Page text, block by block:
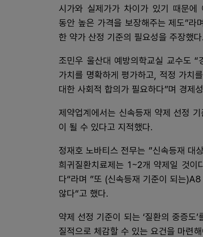
시가와 실제가가 차이가 있기 때문에
동안 높은 가격을 보장해주는 제도”라
한 약가 산정 기준의 필요성을 주장했다.
조민우 울산대 예방의학교실 교수도
가치를 명확하게 평가하고, 적정 가치
대한 사회적 합의가 필요하다”며 경제
제약업계에서는 신속등재 약제 선정
이 될 수 있다고 지적했다.
정재호 노바티스 전무는 ”신속등재 대
희귀질환치료제는 1~2개 약제일 것이
다“라며 ”또 (신속등재 기준이 되는
않다“고 했다.
약제 선정 기준이 되는 ‘질환의 중증도
질적으로 체감할 수 있는 요건을 마련